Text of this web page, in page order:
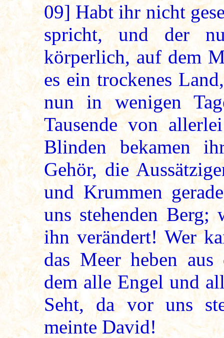
09] Habt ihr nicht
spricht, und der
körperlich, auf dem
es ein trockenes
nun in wenigen
Tausende von
Blinden bekamen
Gehör, die
und Krummen
uns stehenden Berg;
ihn verändert! Wer
das Meer heben
dem alle Engel und
Seht, da vor uns
meinte David!